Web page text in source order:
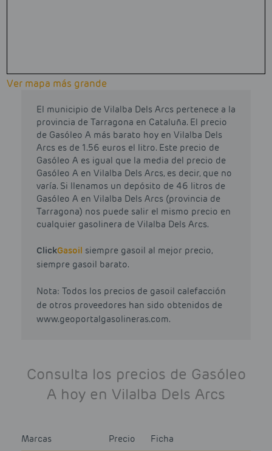
Ver mapa más grande
El municipio de Vilalba Dels Arcs pertenece a la
provincia de Tarragona en Cataluña. El precio
de Gasóleo A más barato hoy en Vilalba Dels
Arcs es de 1.56 euros el litro. Este precio de
Gasóleo A es igual que la media del precio de
Gasóleo A en Vilalba Dels Arcs, es decir, que no
varía. Si llenamos un depósito de 46 litros de
Gasóleo A en Vilalba Dels Arcs (provincia de
Tarragona) nos puede salir el mismo precio en
cualquier gasolinera de Vilalba Dels Arcs.
ClickGasoil siempre gasoil al mejor precio,
siempre gasoil barato.
Nota: Todos los precios de gasoil calefacción
de otros proveedores han sido obtenidos de
www.geoportalgasolineras.com.
Consulta los precios de Gasóleo
A hoy en Vilalba Dels Arcs
Marcas Precio Ficha